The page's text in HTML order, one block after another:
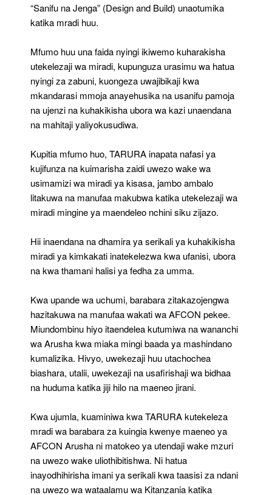
“Sanifu na Jenga” (Design and Build) unaotumika
katika mradi huu.
Mfumo huu una faida nyingi ikiwemo kuharakisha
utekelezaji wa miradi, kupunguza urasimu wa hatua
nyingi za zabuni, kuongeza uwajibikaji kwa
mkandarasi mmoja anayehusika na usanifu pamoja
na ujenzi na kuhakikisha ubora wa kazi unaendana
na mahitaji yaliyokusudiwa.
Kupitia mfumo huo, TARURA inapata nafasi ya
kujifunza na kuimarisha zaidi uwezo wake wa
usimamizi wa miradi ya kisasa, jambo ambalo
litakuwa na manufaa makubwa katika utekelezaji wa
miradi mingine ya maendeleo nchini siku zijazo.
Hii inaendana na dhamira ya serikali ya kuhakikisha
miradi ya kimkakati inatekelezwa kwa ufanisi, ubora
na kwa thamani halisi ya fedha za umma.
Kwa upande wa uchumi, barabara zitakazojengwa
hazitakuwa na manufaa wakati wa AFCON pekee.
Miundombinu hiyo itaendelea kutumiwa na wananchi
wa Arusha kwa miaka mingi baada ya mashindano
kumalizika. Hivyo, uwekezaji huu utachochea
biashara, utalii, uwekezaji na usafirishaji wa bidhaa
na huduma katika jiji hilo na maeneo jirani.
Kwa ujumla, kuaminiwa kwa TARURA kutekeleza
mradi wa barabara za kuingia kwenye maeneo ya
AFCON Arusha ni matokeo ya utendaji wake mzuri
na uwezo wake uliothibitishwa. Ni hatua
inayodhihirisha imani ya serikali kwa taasisi za ndani
na uwezo wa wataalamu wa Kitanzania katika